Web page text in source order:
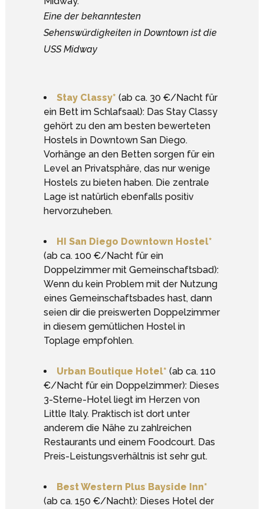
Eine der bekanntesten
Sehenswürdigkeiten in Downtown ist die
USS Midway
Stay Classy* (ab ca. 30 €/Nacht für
ein Bett im Schlafsaal): Das Stay Classy
gehört zu den am besten bewerteten
Hostels in Downtown San Diego.
Vorhänge an den Betten sorgen für ein
Level an Privatsphäre, das nur wenige
Hostels zu bieten haben. Die zentrale
Lage ist natürlich ebenfalls positiv
hervorzuheben.
HI San Diego Downtown Hostel*
(ab ca. 100 €/Nacht für ein
Doppelzimmer mit Gemeinschaftsbad):
Wenn du kein Problem mit der Nutzung
eines Gemeinschaftsbades hast, dann
seien dir die preiswerten Doppelzimmer
in diesem gemütlichen Hostel in
Toplage empfohlen.
Urban Boutique Hotel* (ab ca. 110
€/Nacht für ein Doppelzimmer): Dieses
3-Sterne-Hotel liegt im Herzen von
Little Italy. Praktisch ist dort unter
anderem die Nähe zu zahlreichen
Restaurants und einem Foodcourt. Das
Preis-Leistungsverhältnis ist sehr gut.
Best Western Plus Bayside Inn*
(ab ca. 150 €/Nacht): Dieses Hotel der